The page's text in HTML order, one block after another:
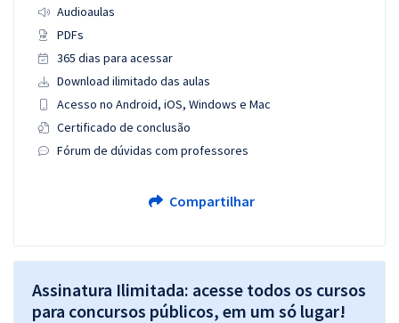
Audioaulas
PDFs
365 dias para acessar
Download ilimitado das aulas
Acesso no Android, iOS, Windows e Mac
Certificado de conclusão
Fórum de dúvidas com professores
Compartilhar
Assinatura Ilimitada: acesse todos os cursos
para concursos públicos, em um só lugar!